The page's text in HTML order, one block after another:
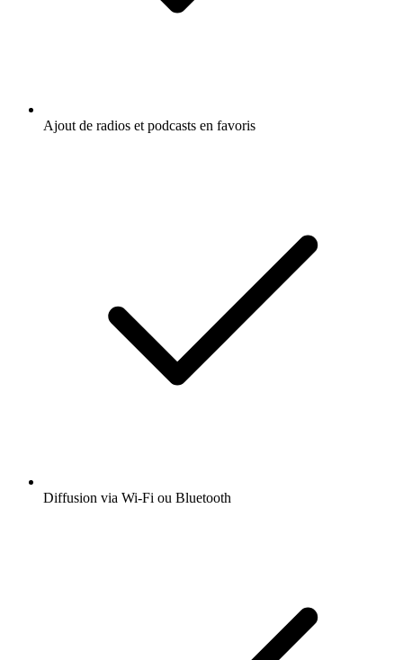
Ajout de radios et podcasts en favoris
Diffusion via Wi-Fi ou Bluetooth